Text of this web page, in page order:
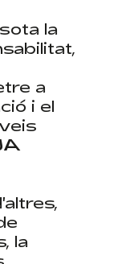
sota la
a
i el
la